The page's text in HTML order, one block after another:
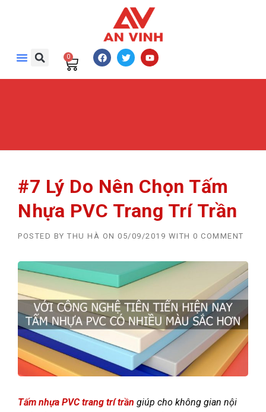
0
#7 Lý Do Nên Chọn Tấm
Nhựa PVC Trang Trí Trần
POSTED BY THU HÀ ON 05/09/2019 WITH 0 COMMENT
Tấm nhựa PVC trang trí trần giúp cho không gian nội